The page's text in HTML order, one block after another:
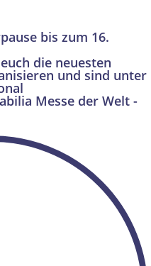
bis zum 16.
die neuesten
und sind unter
Messe der Welt -